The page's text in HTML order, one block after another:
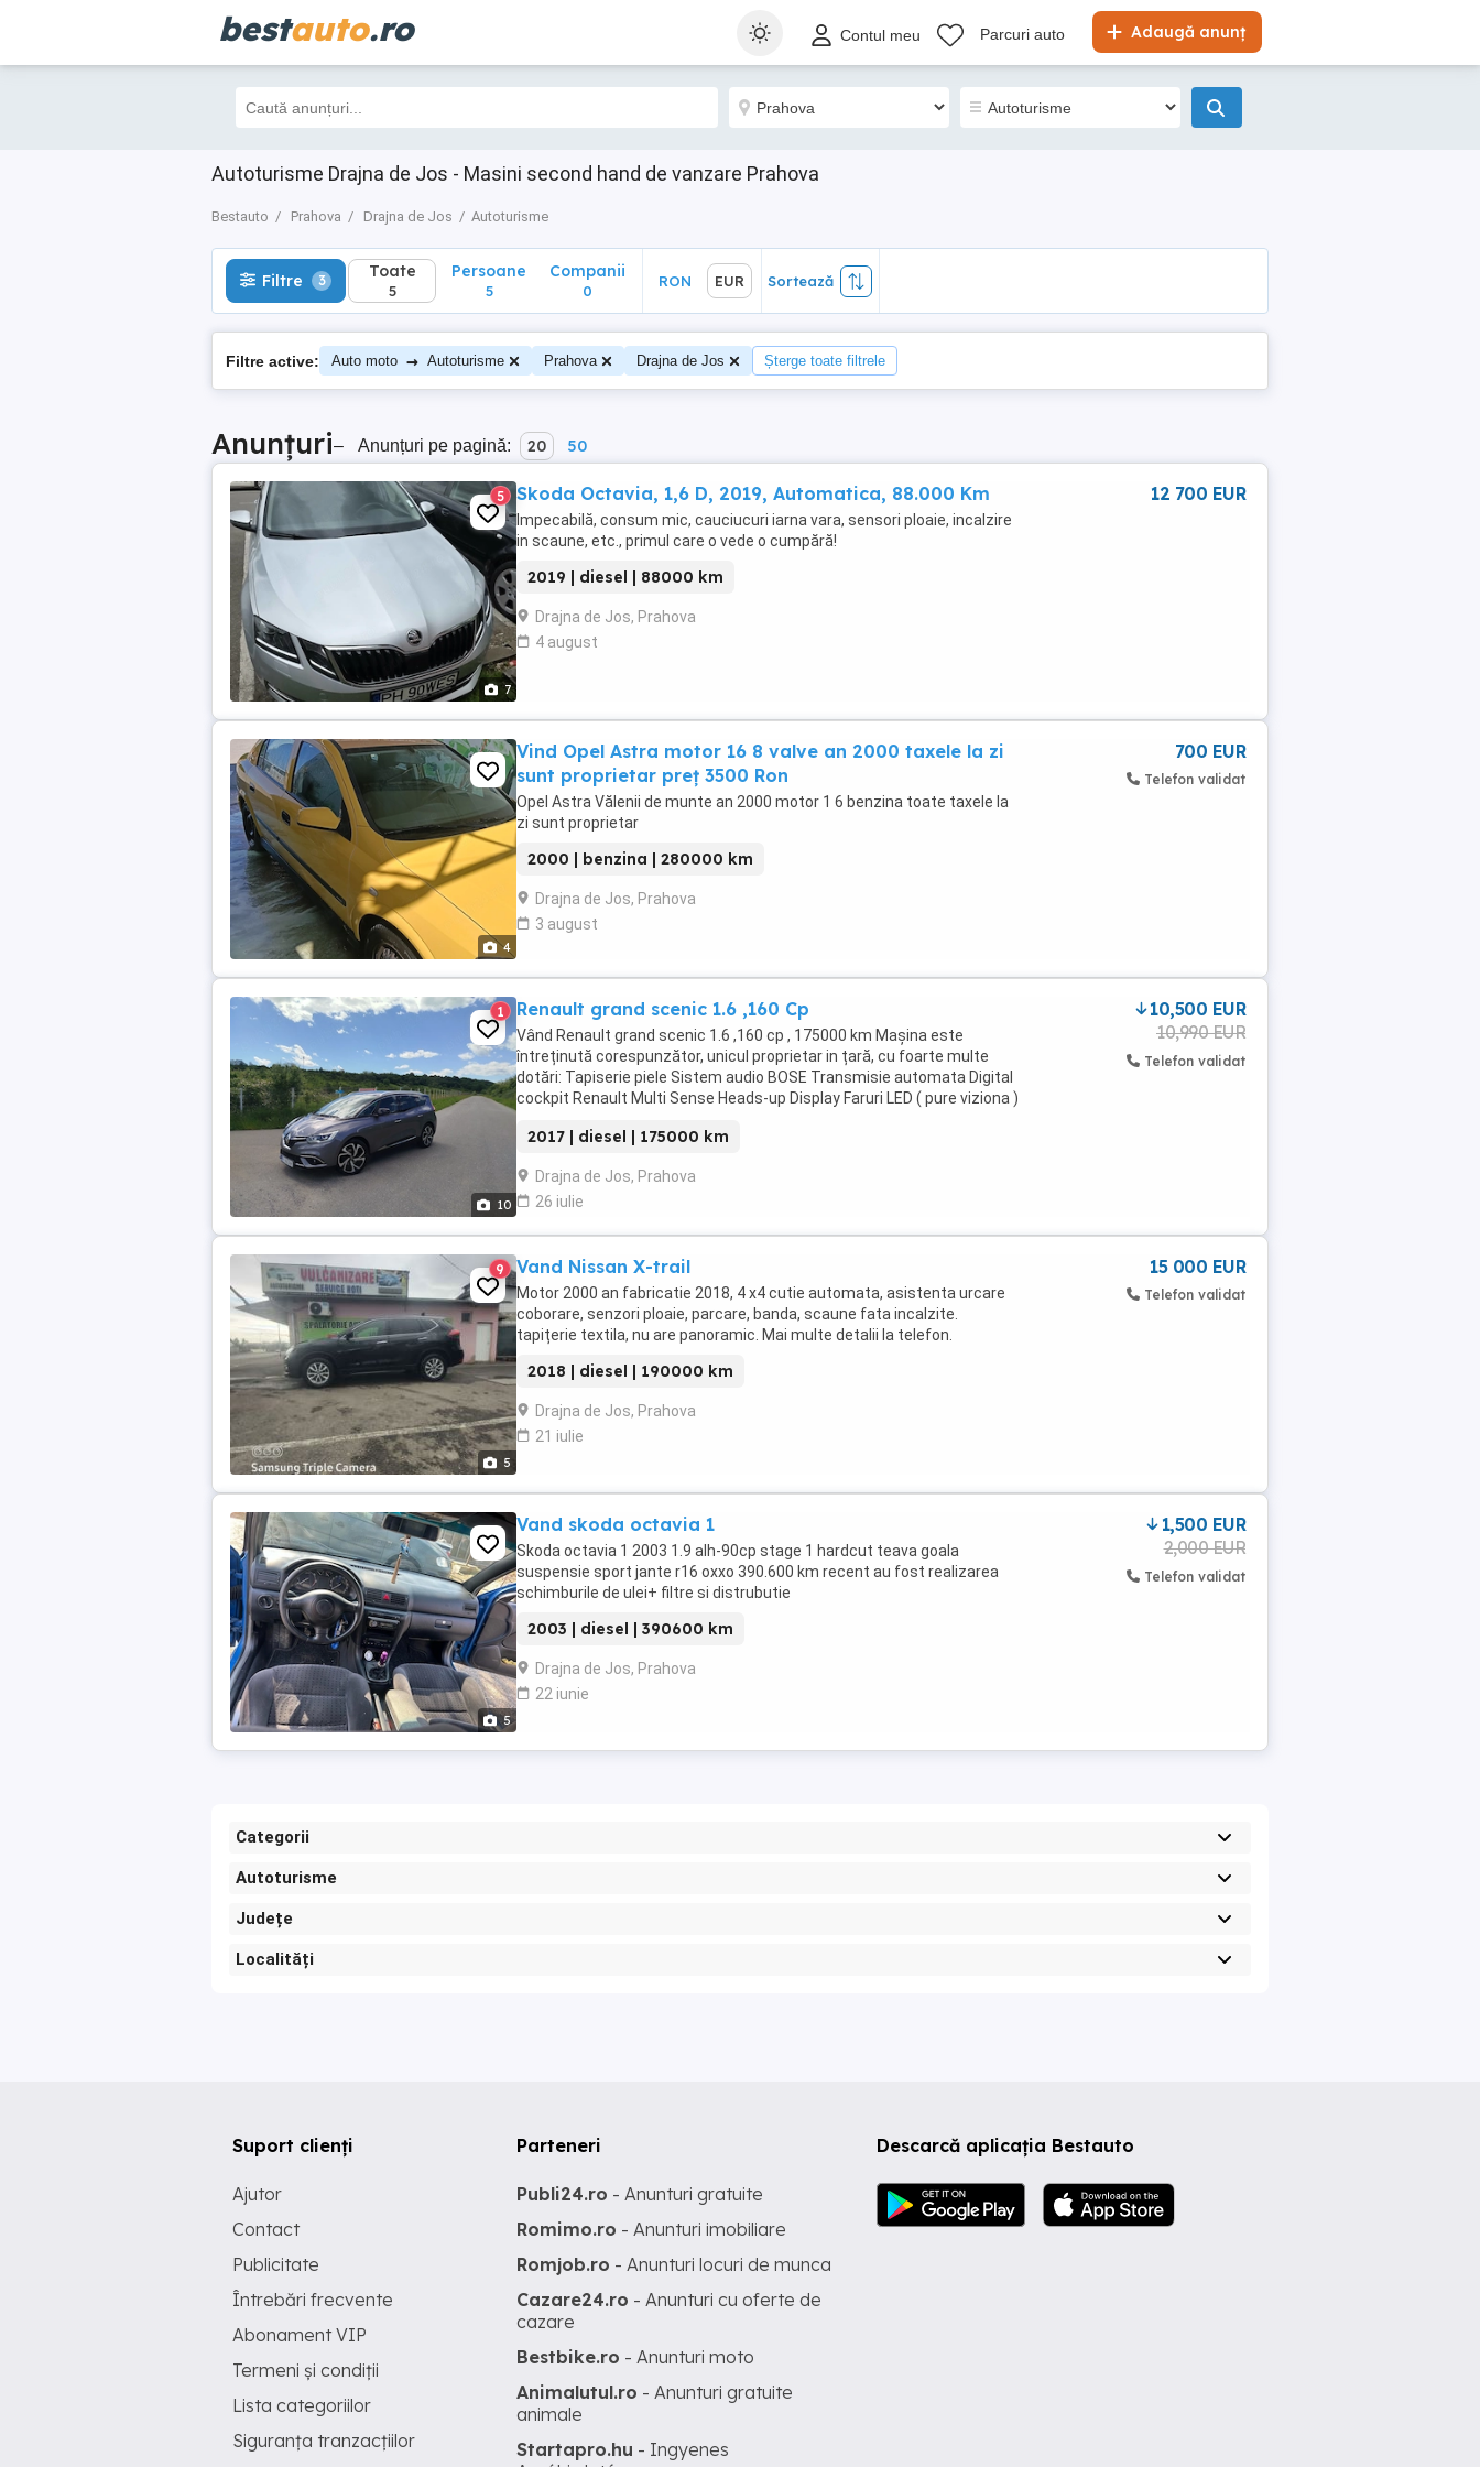
bestauto.ro Adaugă anunț
Contul meu Parcuri auto
Autoturisme Drajna de Jos - Masini second hand de vanzare Prahova
Bestauto Prahova Drajna de Jos Autoturisme
Filtre 3 Toate
5
Sortează
Filtre 3 Toate
5
Persoane
5
Companii
0
RON EUR Sortează
Filtre active: Auto moto → Autoturisme Prahova Drajna de Jos Șterge toate filtrele
Anunțuri– Anunțuri pe pagină: 20 50
7
5 Skoda Octavia, 1,6 D, 2019, Automatica, 88.000 Km
Impecabilă, consum mic, cauciucuri iarna vara, sensori ploaie, incalzire
in scaune, etc., primul care o vede o cumpără!
2019 | diesel | 88000 km
Drajna de Jos, Prahova
4 august
12 700 EUR
4
Vind Opel Astra motor 16 8 valve an 2000 taxele la zi
sunt proprietar preț 3500 Ron
Opel Astra Vălenii de munte an 2000 motor 1 6 benzina toate taxele la
zi sunt proprietar
2000 | benzina | 280000 km
Drajna de Jos, Prahova
3 august
700 EUR
Telefon validat
10
1 Renault grand scenic 1.6 ,160 Cp
Vând Renault grand scenic 1.6 ,160 cp , 175000 km Mașina este
întreținută corespunzător, unicul proprietar in țară, cu foarte multe
dotări: Tapiserie piele Sistem audio BOSE Transmisie automata Digital
cockpit Renault Multi Sense Heads-up Display Faruri LED ( pure viziona )
2017 | diesel | 175000 km
Drajna de Jos, Prahova
26 iulie
10,500 EUR
10,990 EUR
Telefon validat
5
9 Vand Nissan X-trail
Motor 2000 an fabricatie 2018, 4 x4 cutie automata, asistenta urcare
coborare, senzori ploaie, parcare, banda, scaune fata incalzite.
tapițerie textila, nu are panoramic. Mai multe detalii la telefon.
2018 | diesel | 190000 km
Drajna de Jos, Prahova
21 iulie
15 000 EUR
Telefon validat
5
Vand skoda octavia 1
Skoda octavia 1 2003 1.9 alh-90cp stage 1 hardcut teava goala
suspensie sport jante r16 oxxo 390.600 km recent au fost realizarea
schimburile de ulei+ filtre si distrubutie
2003 | diesel | 390600 km
Drajna de Jos, Prahova
22 iunie
1,500 EUR
2,000 EUR
Telefon validat
Categorii
Autoturisme
Județe
Localități
Descarcă aplicația Bestauto
Suport clienți
Ajutor
Contact
Publicitate
Întrebări frecvente
Abonament VIP
Termeni și condiții
Lista categoriilor
Siguranța tranzacțiilor
Parteneri
Publi24.ro - Anunturi gratuite
Romimo.ro - Anunturi imobiliare
Romjob.ro - Anunturi locuri de munca
Cazare24.ro - Anunturi cu oferte de
cazare
Bestbike.ro - Anunturi moto
Animalutul.ro - Anunturi gratuite
animale
Startapro.hu - Ingyenes